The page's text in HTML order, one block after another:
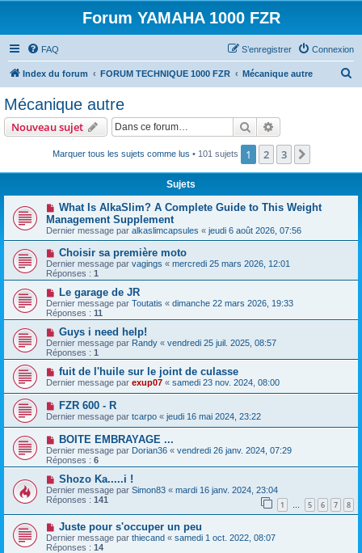
Forum YAMAHA 1000 FZR
FAQ Connexion
S’enregistrer
Index du forum FORUM TECHNIQUE 1000 FZR Mécanique autre
Mécanique autre
Nouveau sujet Rechercher
Marquer tous les sujets comme lus • 101 sujets 1 2 3
Sujets
What Is AlkaSlim? A Complete Guide to This Weight
Management Supplement
Dernier message par alkaslimcapsules « jeudi 6 août 2026, 07:56
Choisir sa première moto
Dernier message par vagings « mercredi 25 mars 2026, 12:01
Réponses : 1
Le garage de JR
Dernier message par Toutatis « dimanche 22 mars 2026, 19:33
Réponses : 11
Guys i need help!
Dernier message par Randy « vendredi 25 juil. 2025, 08:57
Réponses : 1
fuit de l'huile sur le joint de culasse
Dernier message par exup07 « samedi 23 nov. 2024, 08:00
FZR 600 - R
Dernier message par tcarpo « jeudi 16 mai 2024, 23:22
BOITE EMBRAYAGE ...
Dernier message par Dorian36 « vendredi 26 janv. 2024, 07:29
Réponses : 6
Shozo Ka.....i !
Dernier message par Simon83 « mardi 16 janv. 2024, 23:04
Réponses : 141 1 … 5 6 7 8
Juste pour s'occuper un peu
Dernier message par thiecand « samedi 1 oct. 2022, 08:07
Réponses : 14